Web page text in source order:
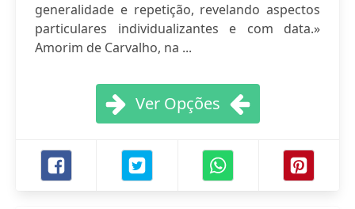
generalidade e repetição, revelando aspectos
particulares individualizantes e com data.»
Amorim de Carvalho, na ...
Ver Opções